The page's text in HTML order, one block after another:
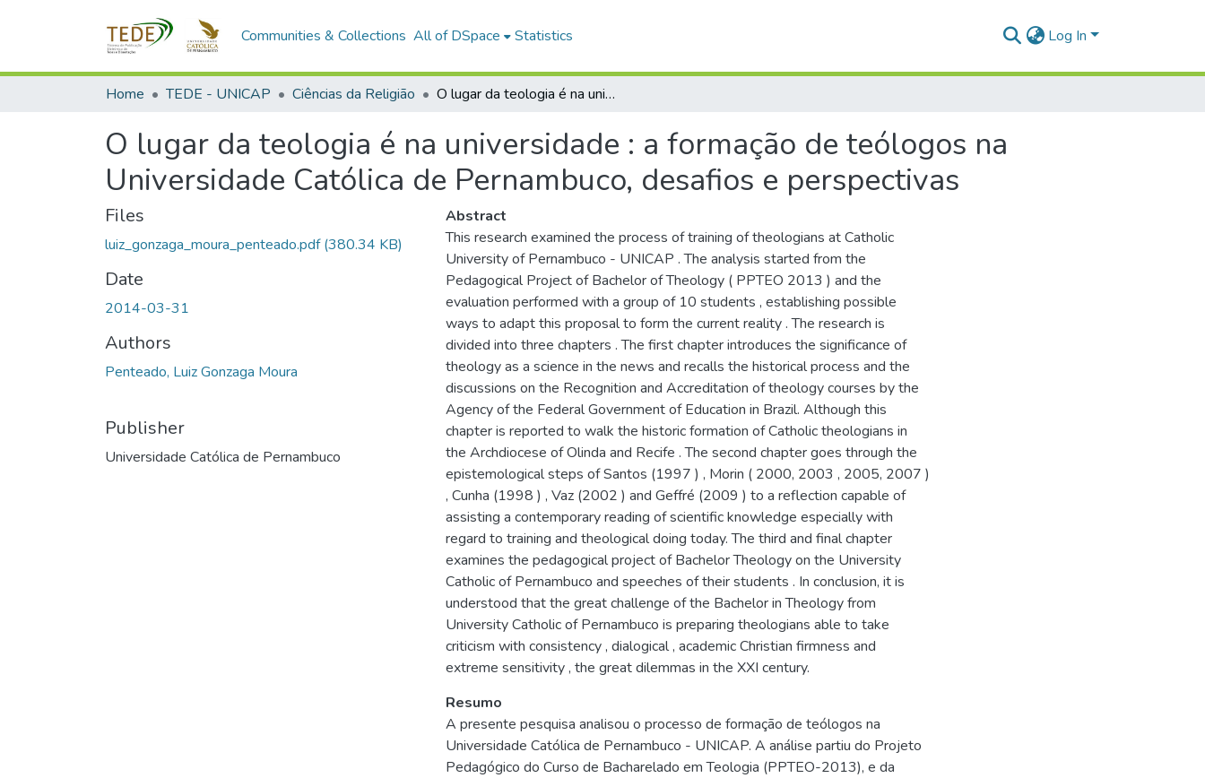
Communities & Collections All of DSpace Statistics Log In
Home TEDE - UNICAP Ciências da Religião O lugar da teologia é na universidade : a formação de teólogos na Universidade Católica de Pernambuco, desafios e perspectivas
O lugar da teologia é na universidade : a formação de teólogos na
Universidade Católica de Pernambuco, desafios e perspectivas
Files
luiz_gonzaga_moura_penteado.pdf(380.34 KB)
Date
2014-03-31
Authors
Penteado, Luiz Gonzaga Moura
Publisher
Universidade Católica de Pernambuco
Abstract
This research examined the process of training of theologians at Catholic
University of Pernambuco - UNICAP . The analysis started from the
Pedagogical Project of Bachelor of Theology ( PPTEO 2013 ) and the
evaluation performed with a group of 10 students , establishing possible
ways to adapt this proposal to form the current reality . The research is
divided into three chapters . The first chapter introduces the significance of
theology as a science in the news and recalls the historical process and the
discussions on the Recognition and Accreditation of theology courses by the
Agency of the Federal Government of Education in Brazil. Although this
chapter is reported to walk the historic formation of Catholic theologians in
the Archdiocese of Olinda and Recife . The second chapter goes through the
epistemological steps of Santos (1997 ) , Morin ( 2000, 2003 , 2005, 2007 )
, Cunha (1998 ) , Vaz (2002 ) and Geffré (2009 ) to a reflection capable of
assisting a contemporary reading of scientific knowledge especially with
regard to training and theological doing today. The third and final chapter
examines the pedagogical project of Bachelor Theology on the University
Catholic of Pernambuco and speeches of their students . In conclusion, it is
understood that the great challenge of the Bachelor in Theology from
University Catholic of Pernambuco is preparing theologians able to take
criticism with consistency , dialogical , academic Christian firmness and
extreme sensitivity , the great dilemmas in the XXI century.
Resumo
A presente pesquisa analisou o processo de formação de teólogos na
Universidade Católica de Pernambuco - UNICAP. A análise partiu do Projeto
Pedagógico do Curso de Bacharelado em Teologia (PPTEO-2013), e da